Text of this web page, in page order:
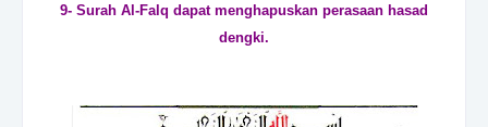
9- Surah Al-Falq dapat menghapuskan perasaan hasad
dengki.